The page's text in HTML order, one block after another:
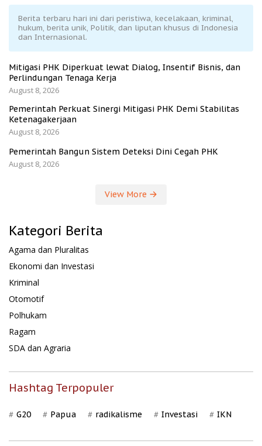
Berita terbaru hari ini dari peristiwa, kecelakaan, kriminal,
hukum, berita unik, Politik, dan liputan khusus di Indonesia
dan Internasional.
Mitigasi PHK Diperkuat lewat Dialog, Insentif Bisnis, dan
Perlindungan Tenaga Kerja
August 8, 2026
Pemerintah Perkuat Sinergi Mitigasi PHK Demi Stabilitas
Ketenagakerjaan
August 8, 2026
Pemerintah Bangun Sistem Deteksi Dini Cegah PHK
August 8, 2026
View More
Kategori Berita
Agama dan Pluralitas
Ekonomi dan Investasi
Kriminal
Otomotif
Polhukam
Ragam
SDA dan Agraria
Hashtag Terpopuler
G20 Papua radikalisme Investasi IKN